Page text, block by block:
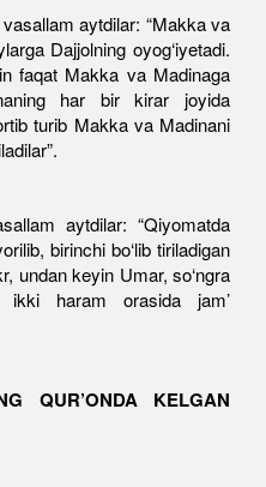
aytdilar: “Makka va
Dajjolning oyog‘iyetadi.
faqat Makka va Madinaga
har bir kirar joyida
turib Makka va Madinani
aytdilar: “Qiyomatda
birinchi bo‘lib tiriladigan
undan keyin Umar, so‘ngra
ikki haram orasida jam’
QUR’ONDA KELGAN